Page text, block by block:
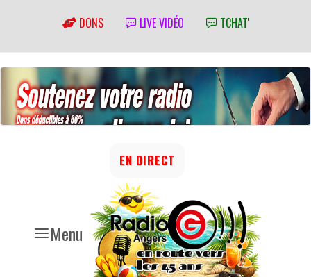
DONS LIVE VIDÉO TCHAT'
Menu
EN DIRECT